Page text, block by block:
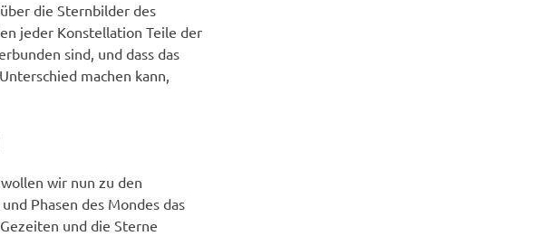
die Sternbilder des
jeder Konstellation Teile der
sind, und dass das
machen kann,
wir nun zu den
Phasen des Mondes das
und die Sterne